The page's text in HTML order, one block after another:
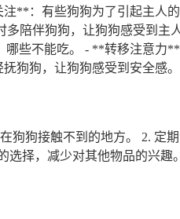
**：有些狗狗为了引起主
陪伴狗狗，让狗狗感受到主
些不能吃。 - **转移注意
狗狗，让狗狗感受到安全感。
狗接触不到的地方。 2. 定
择，减少对其他物品的兴